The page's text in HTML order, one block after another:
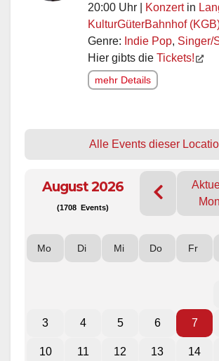
20:00 Uhr | Konzertin
KulturGüterBahnhof
Genre: Indie Pop, Singer/
Hier gibts die Tickets!
mehr Details
Alle Events dieser
August 2026
(1708 Events)
Mo Di Mi Do Fr
3 4 5 6 7
10 11 12 13 14